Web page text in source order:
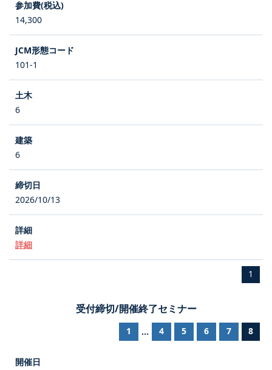
14,300
101-1
6
6
2026/10/13
詳細
1
受付締切/開催終了セミナー
1 ... 4 5 6 7 8